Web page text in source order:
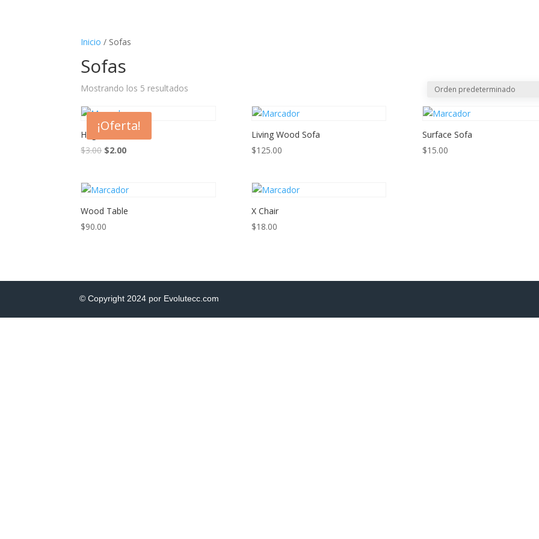
Inicio / Sofas
Sofas
Mostrando los 5 resultados
¡Oferta!
Hug Sofa
$3.00 El
era:
$3.00.
$2.00El
es:
Living Wood Sofa
$125.00
Surface Sofa
$15.00
Wood Table
$90.00
X Chair
$18.00
© Copyright 2024 por Evolutecc.com